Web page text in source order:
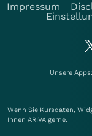
Impressum
Unsere Apps:
Wenn Sie Kursdaten,
Ihnen ARIVA gerne.